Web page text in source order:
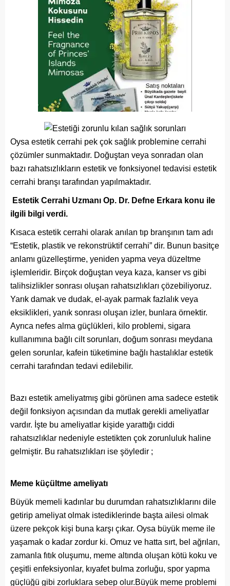
Oysa estetik cerrahi pek çok sağlık problemine cerrahi
çözümler sunmaktadır. Doğuştan veya sonradan olan
bazı rahatsızlıkların estetik ve fonksiyonel tedavisi estetik
cerrahi branşı tarafından yapılmaktadır.
Estetik Cerrahi Uzmanı Op. Dr. Defne Erkara konu ile
ilgili bilgi verdi.
Kısaca estetik cerrahi olarak anılan tıp branşının tam adı
“Estetik, plastik ve rekonstrüktif cerrahi” dir. Bunun basitçe
anlamı güzelleştirme, yeniden yapma veya düzeltme
işlemleridir. Birçok doğuştan veya kaza, kanser vs gibi
talihsizlikler sonrası oluşan rahatsızlıkları çözebiliyoruz.
Yarık damak ve dudak, el-ayak parmak fazlalık veya
eksiklikleri, yanık sonrası oluşan izler, bunlara örnektir.
Ayrıca nefes alma güçlükleri, kilo problemi, sigara
kullanımına bağlı cilt sorunları, doğum sonrası meydana
gelen sorunlar, kafein tüketimine bağlı hastalıklar estetik
cerrahi tarafından tedavi edilebilir.
Bazı estetik ameliyatmış gibi görünen ama sadece estetik
değil fonksiyon açısından da mutlak gerekli ameliyatlar
vardır. İşte bu ameliyatlar kişide yarattığı ciddi
rahatsızlıklar nedeniyle estetikten çok zorunluluk haline
gelmiştir. Bu rahatsızlıkları ise şöyledir ;
Meme küçültme ameliyatı
Büyük memeli kadınlar bu durumdan rahatsızlıklarını dile
getirip ameliyat olmak istediklerinde başta ailesi olmak
üzere pekçok kişi buna karşı çıkar. Oysa büyük meme ile
yaşamak o kadar zordur ki. Omuz ve hatta sırt, bel ağrıları,
zamanla fıtık oluşumu, meme altında oluşan kötü koku ve
çeşitli enfeksiyonlar, kıyafet bulma zorluğu, spor yapma
güçlüğü gibi zorluklara sebep olur.Büyük meme problemi